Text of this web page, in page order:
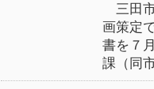
三田
画策定
書を７
課（同